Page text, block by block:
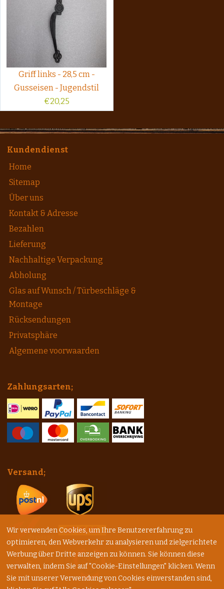
Griff links - 28,5 cm -
Gusseisen - Jugendstil
€20,25
Kundendienst
Home
Sitemap
Über uns
Kontakt & Adresse
Bezahlen
Lieferung
Nachhaltige Verpackung
Abholung
Glas auf Wunsch / Türbeschläge &
Montage
Rücksendungen
Privatsphäre
Algemene voorwaarden
Zahlungsarten;
Versand;
Wir verwenden Cookies, um Ihre Benutzererfahrung zu
optimieren, den Webverkehr zu analysieren und zielgerichtete
Werbung über Dritte anzeigen zu können. Sie können diese
verwalten, indem Sie auf "Cookie-Einstellungen" klicken. Wenn
Sie mit unserer Verwendung von Cookies einverstanden sind,